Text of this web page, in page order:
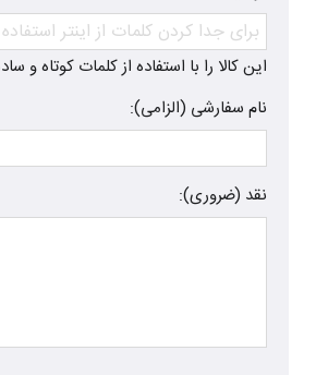
این کالا را با استفاده از کلمات کوتاه و
نام سفارشی (الزامی):
نقد (ضروری):